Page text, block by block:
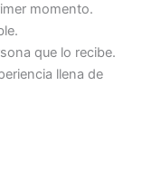
momento.
que lo recibe.
llena de